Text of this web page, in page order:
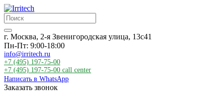
г. Москва, 2-я Звенигородская улица, 13с41
Пн-Пт: 9:00-18:00
info@irritech.ru
+7 (495) 197-75-00
+7 (495) 197-75-00 call center
Написать в WhatsApp
Заказать звонок